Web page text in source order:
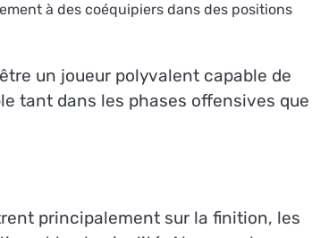
à des coéquipiers dans des positions
un joueur polyvalent capable de
tant dans les phases offensives que
principalement sur la finition, les